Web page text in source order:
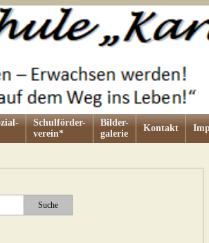
Schulförder-
verein*
Bilder-
galerie
Kontakt